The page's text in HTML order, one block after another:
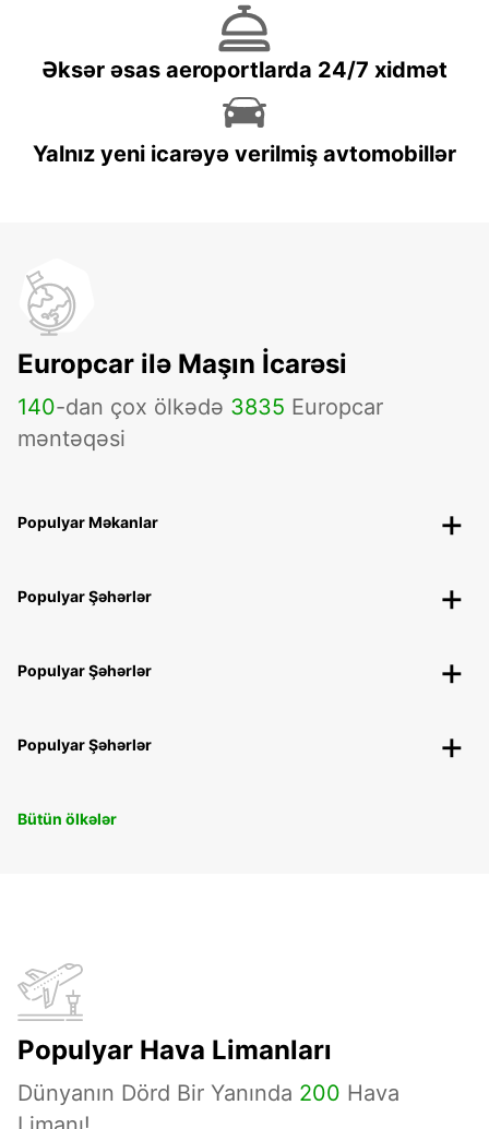
Əksər əsas aeroportlarda 24/7 xidmət
Yalnız yeni icarəyə verilmiş avtomobillər
Europcar ilə Maşın İcarəsi
140-dan çox ölkədə 3835 Europcar
məntəqəsi
Populyar Məkanlar
Populyar Şəhərlər
Populyar Şəhərlər
Populyar Şəhərlər
Bütün ölkələr
Populyar Hava Limanları
Dünyanın Dörd Bir Yanında 200 Hava